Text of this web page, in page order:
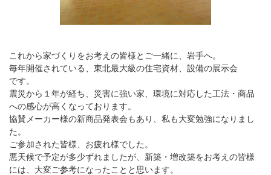
これから家づくりをお考えの皆様とご一緒に、岩手へ。
毎年開催されている、東北最大級の住宅資材、設備の展示会
です。
震災から１年が経ち、災害に強い家、環境に対応した工法・商品
への感心が高くなっております。
協賛メーカー様の新商品発表会もあり、私も大変勉強になりまし
た。
ご参加された皆様、お疲れ様でした。
悪天候で予定が多少ずれましたが、新築・増改築をお考えの皆様
には、大変ご参考になったことと思います。